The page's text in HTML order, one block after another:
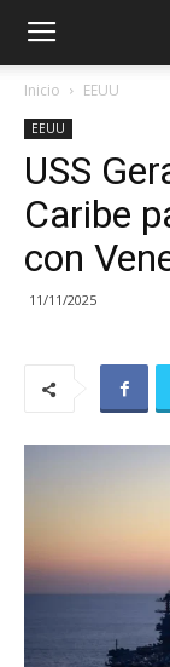
Inicio EEUU
EEUU
USS
Caribe
con
11/11/2025